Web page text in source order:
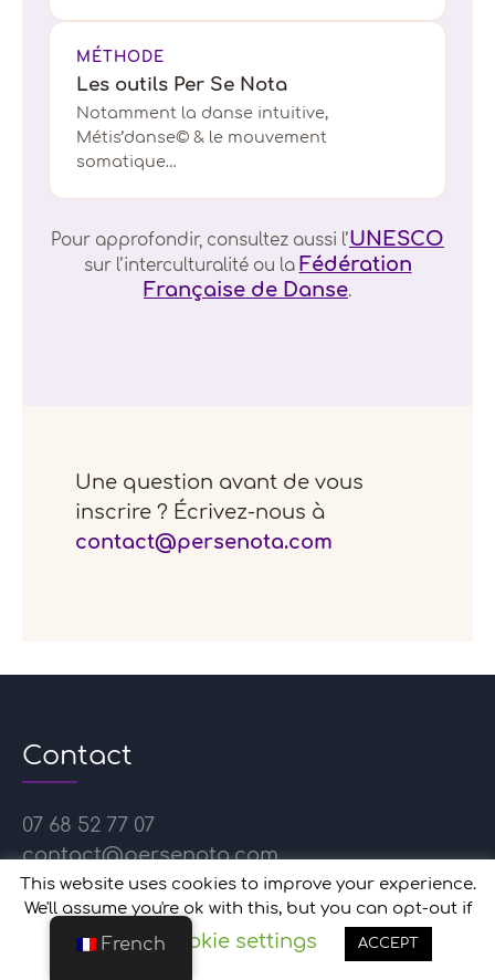
MÉTHODE
Les outils Per Se Nota
Notamment la danse intuitive,
Métis’danse© & le mouvement
somatique…
Pour approfondir, consultez aussi l’UNESCO
sur l’interculturalité ou la Fédération
Française de Danse.
Une question avant de vous
inscrire ? Écrivez-nous à
contact@persenota.com
Contact
07 68 52 77 07
contact@persenota.com
Politique de confidentialité
Nous protègeons vos données
This website uses cookies to improve your experience.
We'll assume you're ok with this, but you can opt-out if
you wish.
Cookie settings ACCEPT
French